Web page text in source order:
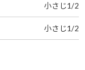
小さじ1/2
小さじ1/2